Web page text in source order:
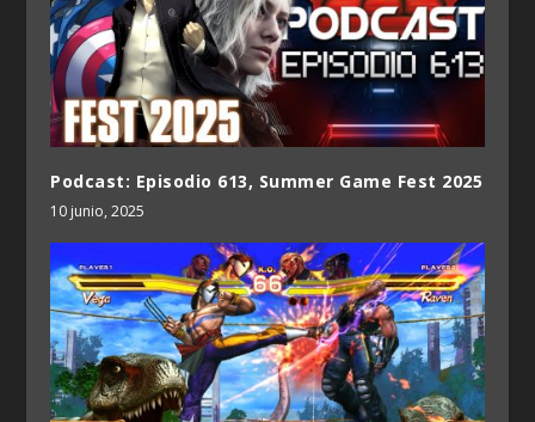
Podcast: Episodio 613, Summer Game Fest 2025
10 junio, 2025